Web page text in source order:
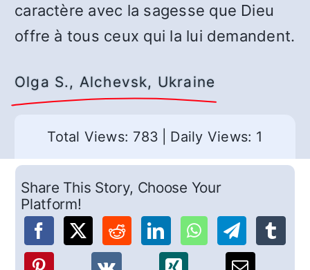
caractère avec la sagesse que Dieu
offre à tous ceux qui la lui demandent.
Olga S., Alchevsk, Ukraine
Total Views: 783 Daily Views: 1
Share This Story, Choose Your
Platform!